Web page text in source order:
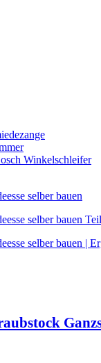
Winkelschleifer
selber bauen
selber bauen
selber bauen |